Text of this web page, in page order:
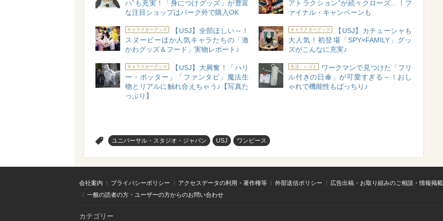
ハ”も充実！「身につけグッズ」が豊富
な注目ショップはパーク外で購入OK
アトラクション”が続々クローズ…！フ
ァイナル・キャンペーンも
キャラクターグッズ
【USJ】全部ほしい～！
スヌーピーほか人気キャラたちの「激
かわグッズ＆フード」実物レポート♪
キャラクターグッズ
【USJ】カチューシャも
大人気！初登場「SPY×FAMILY」グッ
ズがこんなに充実♪
キャラクターグッズ
【USJ】大興奮！「ハリ
ー・ポッター」「ファンタビ」魔法生
物とリアルに触れ合えちゃう♪【写真た
っぷり】
生活・シゴト
ワークマンで見つけた「フリ
ル付きの日傘」が可愛すぎる～！おし
ゃれで機能性もばっちり♪
ユニバーサル・スタジオ・ジャパン USJ ワンピース
会社案内 プライバシーポリシー アクセスデータの利用・著作権等 外部送信ポリシー
広告出稿・お取り組みのご相談・情報掲
一般の読者の方・ユーザーの方からのお問い合わせ
カテゴリー